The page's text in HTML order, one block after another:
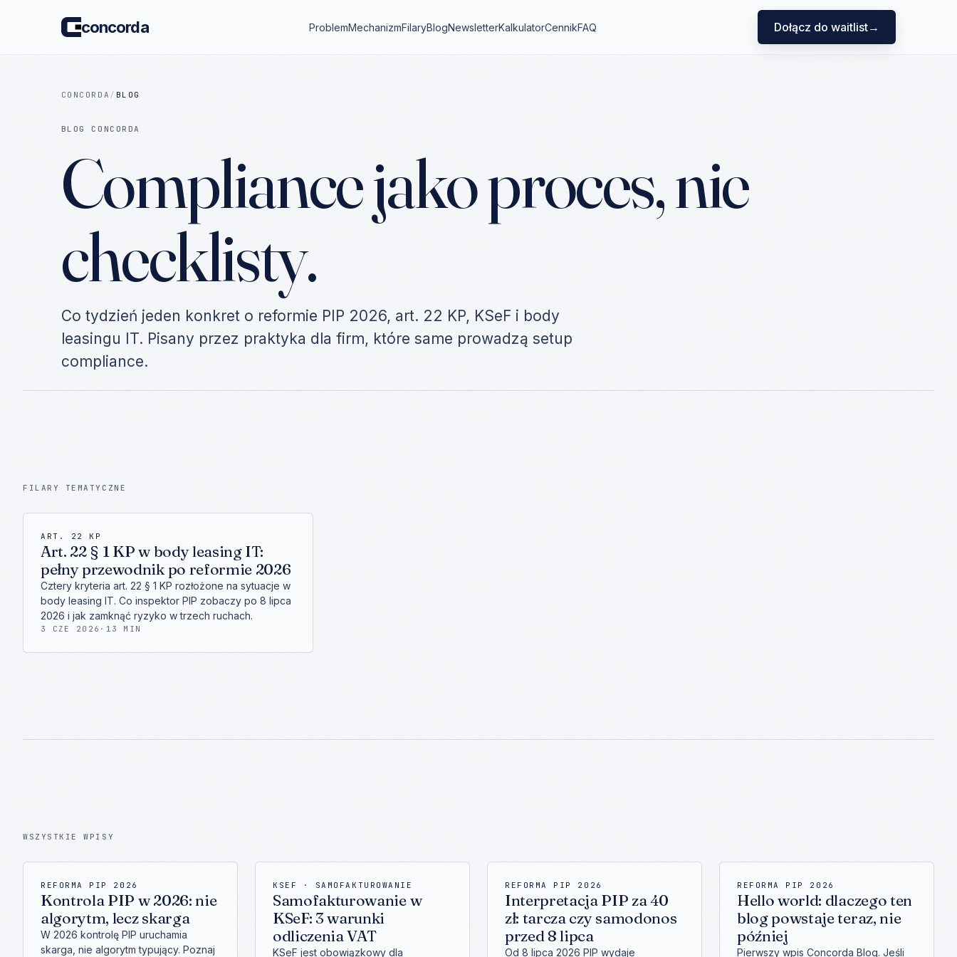
concorda ProblemMechanizmFilaryBlogNewsletterKalkulatorCennikFAQ Dołącz do waitlist→
CONCORDA / BLOG
BLOG CONCORDA
Compliance jako proces, nie
checklisty.
Co tydzień jeden konkret o reformie PIP 2026, art. 22 KP, KSeF i body
leasingu IT. Pisany przez praktyka dla firm, które same prowadzą setup
compliance.
FILARY TEMATYCZNE
ART. 22 KP
Art. 22 § 1 KP w body leasing IT:
pełny przewodnik po reformie 2026
Cztery kryteria art. 22 § 1 KP rozłożone na sytuacje w
body leasing IT. Co inspektor PIP zobaczy po 8 lipca
2026 i jak zamknąć ryzyko w trzech ruchach.
3 CZE 2026 · 13 MIN
WSZYSTKIE WPISY
REFORMA PIP 2026
Kontrola PIP w 2026: nie
algorytm, lecz skarga
W 2026 kontrolę PIP uruchamia
skarga, nie algorytm typujący. Poznaj
KSEF · SAMOFAKTUROWANIE
Samofakturowanie w
KSeF: 3 warunki
odliczenia VAT
KSeF jest obowiązkowy dla
REFORMA PIP 2026
Interpretacja PIP za 40
zł: tarcza czy samodonos
przed 8 lipca
Od 8 lipca 2026 PIP wydaje
REFORMA PIP 2026
Hello world: dlaczego ten
blog powstaje teraz, nie
później
Pierwszy wpis Concorda Blog. Jeśli